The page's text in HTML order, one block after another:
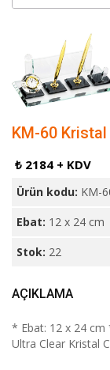
KM-60
₺ 2184 + KDV
Ürün kodu: KM-
Ebat: 12 x 24 cm
Stok: 22
AÇIKLAMA
* Ebat: 12 x 24 cm
Ultra Clear Kristal